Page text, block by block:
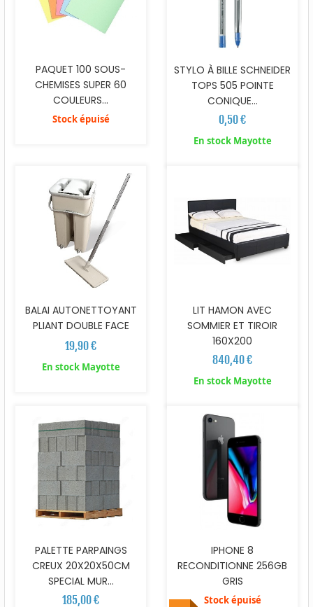
PAQUET 100 SOUS-
CHEMISES SUPER 60
COULEURS...
Stock épuisé
STYLO À BILLE SCHNEIDER
TOPS 505 POINTE
CONIQUE...
0,50 €
En stock Mayotte
BALAI AUTONETTOYANT
PLIANT DOUBLE FACE
19,90 €
En stock Mayotte
LIT HAMON AVEC
SOMMIER ET TIROIR
160X200
840,40 €
En stock Mayotte
PALETTE PARPAINGS
CREUX 20X20X50CM
SPECIAL MUR...
185,00 €
IPHONE 8
RECONDITIONNE 256GB
GRIS
Stock épuisé